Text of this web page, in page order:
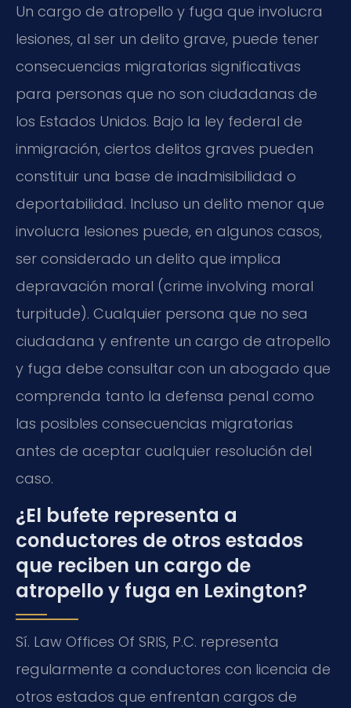
Un cargo de atropello y fuga que involucra
lesiones, al ser un delito grave, puede tener
consecuencias migratorias significativas
para personas que no son ciudadanas de
los Estados Unidos. Bajo la ley federal de
inmigración, ciertos delitos graves pueden
constituir una base de inadmisibilidad o
deportabilidad. Incluso un delito menor que
involucra lesiones puede, en algunos casos,
ser considerado un delito que implica
depravación moral (crime involving moral
turpitude). Cualquier persona que no sea
ciudadana y enfrente un cargo de atropello
y fuga debe consultar con un abogado que
comprenda tanto la defensa penal como
las posibles consecuencias migratorias
antes de aceptar cualquier resolución del
caso.
¿El bufete representa a
conductores de otros estados
que reciben un cargo de
atropello y fuga en Lexington?
Sí. Law Offices Of SRIS, P.C. representa
regularmente a conductores con licencia de
otros estados que enfrentan cargos de